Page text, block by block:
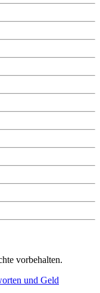
vorbehalten.